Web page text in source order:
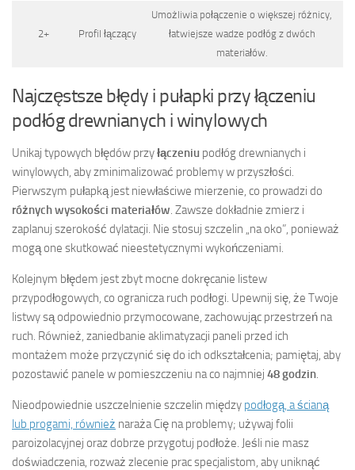
2+ Profil łączący
Umożliwia połączenie o większej różnicy,
łatwiejsze wadze podłóg z dwóch
materiałów.
Najczęstsze błędy i pułapki przy łączeniu
podłóg drewnianych i winylowych
Unikaj typowych błędów przyłączeniu podłóg drewnianych i
winylowych, aby zminimalizować problemy w przyszłości.
Pierwszym pułapką jest niewłaściwe mierzenie, co prowadzi do
różnych wysokości materiałów. Zawsze dokładnie zmierz i
zaplanuj szerokość dylatacji. Nie stosuj szczelin „na oko”, ponieważ
mogą one skutkować nieestetycznymi wykończeniami.
Kolejnym błędem jest zbyt mocne dokręcanie listew
przypodłogowych, co ogranicza ruch podłogi. Upewnij się, że Twoje
listwy są odpowiednio przymocowane, zachowując przestrzeń na
ruch. Również, zaniedbanie aklimatyzacji paneli przed ich
montażem może przyczynić się do ich odkształcenia; pamiętaj, aby
pozostawić panele w pomieszczeniu na co najmniej 48 godzin.
Nieodpowiednie uszczelnienie szczelin między podłogą, a ścianą
lub progami, również naraża Cię na problemy; używaj folii
paroizolacyjnej oraz dobrze przygotuj podłoże. Jeśli nie masz
doświadczenia, rozważ zlecenie prac specjalistom, aby uniknąć